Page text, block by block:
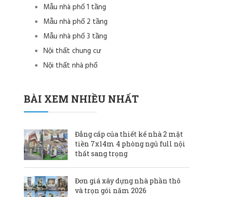
Mẫu nhà phố 1 tầng
Mẫu nhà phố 2 tầng
Mẫu nhà phố 3 tầng
Nội thất chung cư
Nội thất nhà phố
BÀI XEM NHIỀU NHẤT
Đẳng cấp của thiết kế nhà 2 mặt
tiền 7x14m 4 phòng ngủ full nội
thất sang trọng
Đơn giá xây dựng nhà phần thô
và trọn gói năm 2026